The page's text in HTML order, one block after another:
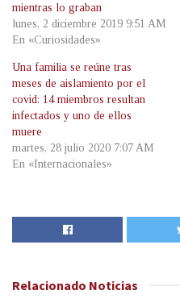
mientras lo graban
lunes, 2 diciembre 2019 9:51 AM
En «Curiosidades»
Una familia se reúne tras
meses de aislamiento por el
covid: 14 miembros resultan
infectados y uno de ellos
muere
martes, 28 julio 2020 7:07 AM
En «Internacionales»
Relacionado Noticias